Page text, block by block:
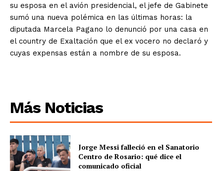
su esposa en el avión presidencial, el jefe de Gabinete
sumó una nueva polémica en las últimas horas: la
diputada Marcela Pagano lo denunció por una casa en
el country de Exaltación que el ex vocero no declaró y
cuyas expensas están a nombre de su esposa.
Más Noticias
Jorge Messi falleció en el Sanatorio
Centro de Rosario: qué dice el
comunicado oficial